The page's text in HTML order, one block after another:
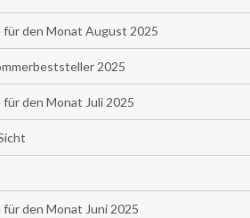
den Monat August 2025
2025
den Monat Juli 2025
den Monat Juni 2025